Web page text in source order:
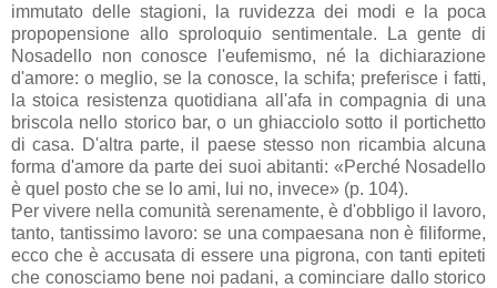
immutato delle stagioni, la ruvidezza dei modi e la poca
propopensione allo sproloquio sentimentale. La gente di
Nosadello non conosce l'eufemismo, né la dichiarazione
d'amore: o meglio, se la conosce, la schifa; preferisce i fatti,
la stoica resistenza quotidiana all'afa in compagnia di una
briscola nello storico bar, o un ghiacciolo sotto il portichetto
di casa. D'altra parte, il paese stesso non ricambia alcuna
forma d'amore da parte dei suoi abitanti: «Perché Nosadello
è quel posto che se lo ami, lui no, invece» (p. 104).
Per vivere nella comunità serenamente, è d'obbligo il lavoro,
tanto, tantissimo lavoro: se una compaesana non è filiforme,
ecco che è accusata di essere una pigrona, con tanti epiteti
che conosciamo bene noi padani, a cominciare dallo storico